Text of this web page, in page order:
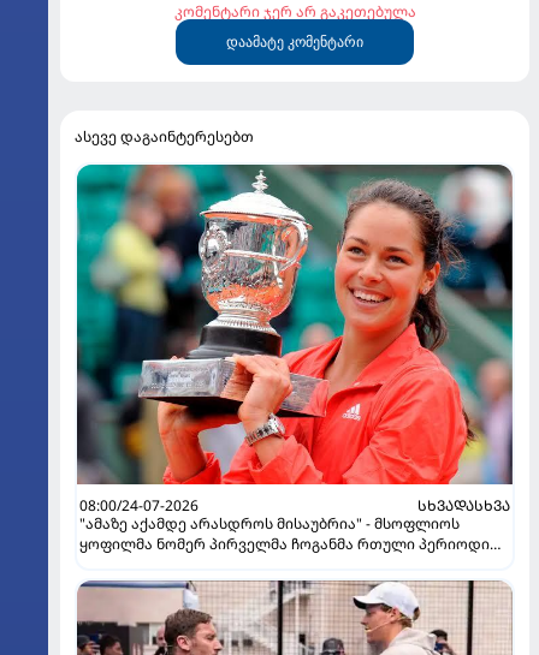
კომენტარი ჯერ არ გაკეთებულა
დაამატე კომენტარი
ასევე დაგაინტერესებთ
08:00/24-07-2026
ᲡᲮᲕᲐᲓᲐᲡᲮᲕᲐ
"ამაზე აქამდე არასდროს მისაუბრია" - მსოფლიოს
ყოფილმა ნომერ პირველმა ჩოგანმა რთული პერიოდი